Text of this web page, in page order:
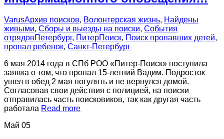
VarusАрхив поисков, Волонтерская жизнь, Найдены
живыми, Сборы и выезды на поиски, События
отрядовПетербург, ПитерПоиск, Поиск пропавших детей,
пропал ребенок, Санкт-Петербург
6 мая 2014 года в СПб РОО «Питер-Поиск» поступила
заявка о том, что пропал 15-летний Вадим. Подросток
ушел в обед 2 мая погулять и не вернулся домой.
Согласовав свои действия с полицией, на поиски
отправилась часть поисковиков, так как другая часть
работала Read more
Май 05